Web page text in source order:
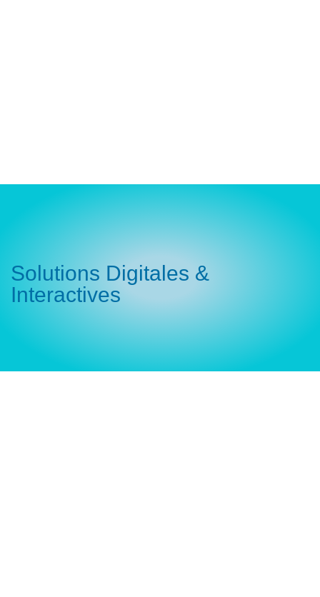
Solutions Digitales &
Interactives